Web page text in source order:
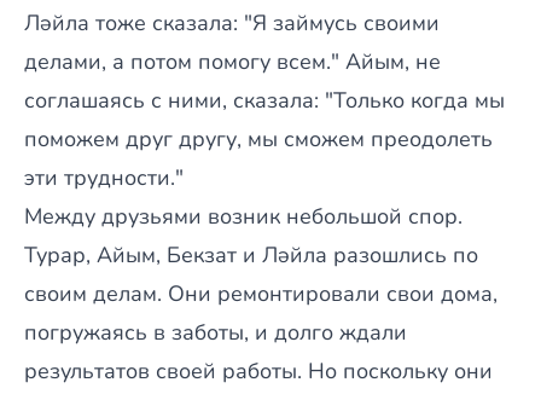
Ләйла тоже сказала: "Я займусь своими
делами, а потом помогу всем." Айым, не
соглашаясь с ними, сказала: "Только когда мы
поможем друг другу, мы сможем преодолеть
эти трудности."
Между друзьями возник небольшой спор.
Турар, Айым, Бекзат и Ләйла разошлись по
своим делам. Они ремонтировали свои дома,
погружаясь в заботы, и долго ждали
результатов своей работы. Но поскольку они